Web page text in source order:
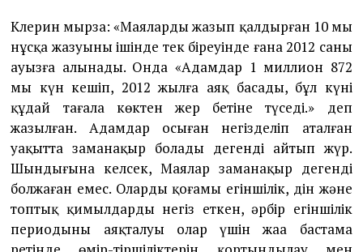
Клерин мырза: «Маялардың жазып қалдырған 10 мың
нұсқа жазуының ішінде тек біреуінде ғана 2012 саны
ауызға алынады. Онда «Адамдар 1 миллион 872
мың күн кешіп, 2012 жылға аяқ басады, бұл күні
құдай тағала көктен жер бетіне түседі.» деп
жазылған. Адамдар осыған негізделіп аталған
уақытта заманақыр болады дегенді айтып жүр.
Шындығына келсек, Маялар заманақыр дегенді
болжаған емес. Олардың қоғамы егіншілік, дін және
топтық қимылдарды негіз еткен, әрбір егіншілік
периодының аяқталуы олар үшін жаңа бастама